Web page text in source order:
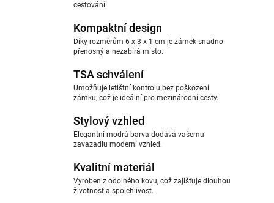
cestování.
Kompaktní design
Díky rozměrům 6 x 3 x 1 cm je zámek snadno
přenosný a nezabírá místo.
TSA schválení
Umožňuje letištní kontrolu bez poškození
zámku, což je ideální pro mezinárodní cesty.
Stylový vzhled
Elegantní modrá barva dodává vašemu
zavazadlu moderní vzhled.
Kvalitní materiál
Vyroben z odolného kovu, což zajišťuje dlouhou
životnost a spolehlivost.